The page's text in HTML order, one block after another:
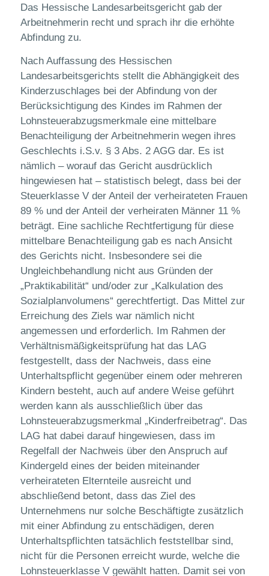
Das Hessische Landesarbeitsgericht gab der
Arbeitnehmerin recht und sprach ihr die erhöhte
Abfindung zu.
Nach Auffassung des Hessischen
Landesarbeitsgerichts stellt die Abhängigkeit des
Kinderzuschlages bei der Abfindung von der
Berücksichtigung des Kindes im Rahmen der
Lohnsteuerabzugsmerkmale eine mittelbare
Benachteiligung der Arbeitnehmerin wegen ihres
Geschlechts i.S.v. § 3 Abs. 2 AGG dar. Es ist
nämlich – worauf das Gericht ausdrücklich
hingewiesen hat – statistisch belegt, dass bei der
Steuerklasse V der Anteil der verheirateten Frauen
89 % und der Anteil der verheiraten Männer 11 %
beträgt. Eine sachliche Rechtfertigung für diese
mittelbare Benachteiligung gab es nach Ansicht
des Gerichts nicht. Insbesondere sei die
Ungleichbehandlung nicht aus Gründen der
„Praktikabilität“ und/oder zur „Kalkulation des
Sozialplanvolumens“ gerechtfertigt. Das Mittel zur
Erreichung des Ziels war nämlich nicht
angemessen und erforderlich. Im Rahmen der
Verhältnismäßigkeitsprüfung hat das LAG
festgestellt, dass der Nachweis, dass eine
Unterhaltspflicht gegenüber einem oder mehreren
Kindern besteht, auch auf andere Weise geführt
werden kann als ausschließlich über das
Lohnsteuerabzugsmerkmal „Kinderfreibetrag“. Das
LAG hat dabei darauf hingewiesen, dass im
Regelfall der Nachweis über den Anspruch auf
Kindergeld eines der beiden miteinander
verheirateten Elternteile ausreicht und
abschließend betont, dass das Ziel des
Unternehmens nur solche Beschäftigte zusätzlich
mit einer Abfindung zu entschädigen, deren
Unterhaltspflichten tatsächlich feststellbar sind,
nicht für die Personen erreicht wurde, welche die
Lohnsteuerklasse V gewählt hatten. Damit sei von